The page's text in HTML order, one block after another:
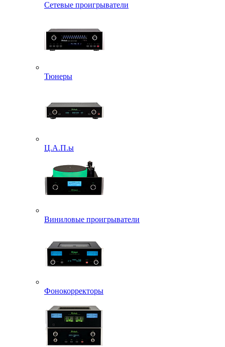
Сетевые проигрыватели
Тюнеры
Ц.А.П.ы
Виниловые проигрыватели
Фонокорректоры